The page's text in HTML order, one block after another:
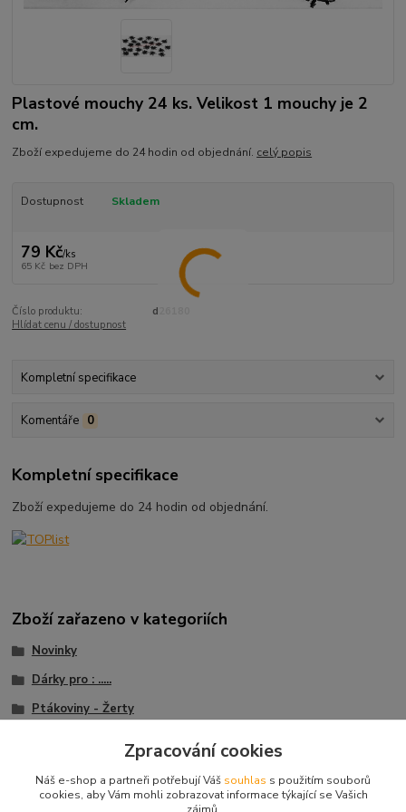
Plastové mouchy 24 ks. Velikost 1 mouchy je 2
cm.
Zboží expedujeme do 24 hodin od objednání. celý popis
Dostupnost Skladem
79 Kč/ks
65 Kč bez DPH
Číslo produktu:
d26180
Hlídat cenu / dostupnost
Kompletní specifikace
Komentáře 0
Kompletní specifikace
Zboží expedujeme do 24 hodin od objednání.
Zboží zařazeno v kategoriích
Novinky
Dárky pro : .....
Ptákoviny - Žerty
Zpracování cookies
Náš e-shop a partneři potřebují Váš souhlas s použitím souborů
cookies, aby Vám mohli zobrazovat informace týkající se Vašich